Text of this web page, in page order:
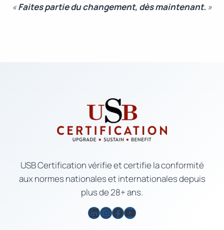
«Faites partie du changement, dès maintenant. »
USB Certification vérifie et certifie la conformité
aux normes nationales et internationales depuis
plus de 28+ ans.
LinkedIn
Instagram
Facebook
YouTube